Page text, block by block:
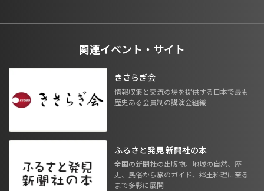
関連イベント・サイト
きさらぎ会
情報収集と交流の場を提供する日本で最も
歴史ある会員制の講演会組織
ふるさと発見 新聞社の本
全国の新聞社の出版物。地域の自然、歴
史、民俗から旅のガイド、郷土料理に至る
まで多彩に展開